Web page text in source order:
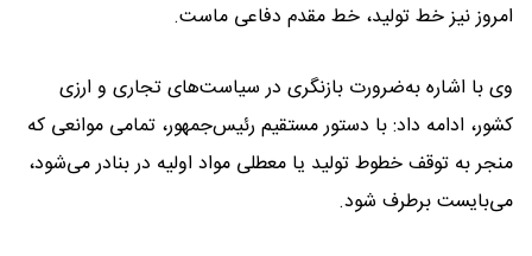
امروز نیز خط تولید، خط مقدم دفاعی ماست.
وی با اشاره به‌ضرورت بازنگری در سیاست‌های تجاری و ارزی
کشور، ادامه داد: با دستور مستقیم رئیس‌جمهور، تمامی موانعی که
منجر به توقف خطوط تولید یا معطلی مواد اولیه در بنادر می‌شود،
می‌بایست برطرف شود.